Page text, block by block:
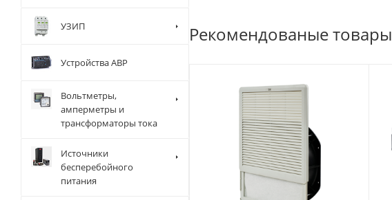
Рекомендованые товары
УЗИП
Устройства АВР
Вольтметры,
амперметры и
трансформаторы тока
Источники
бесперебойного
питания